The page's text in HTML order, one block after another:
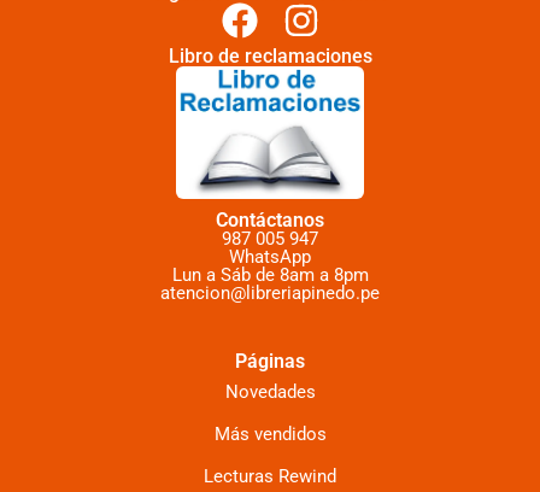
Libro de reclamaciones
Contáctanos
987 005 947
WhatsApp
Lun a Sáb de 8am a 8pm
atencion@libreriapinedo.pe
Páginas
Novedades
Más vendidos
Lecturas Rewind